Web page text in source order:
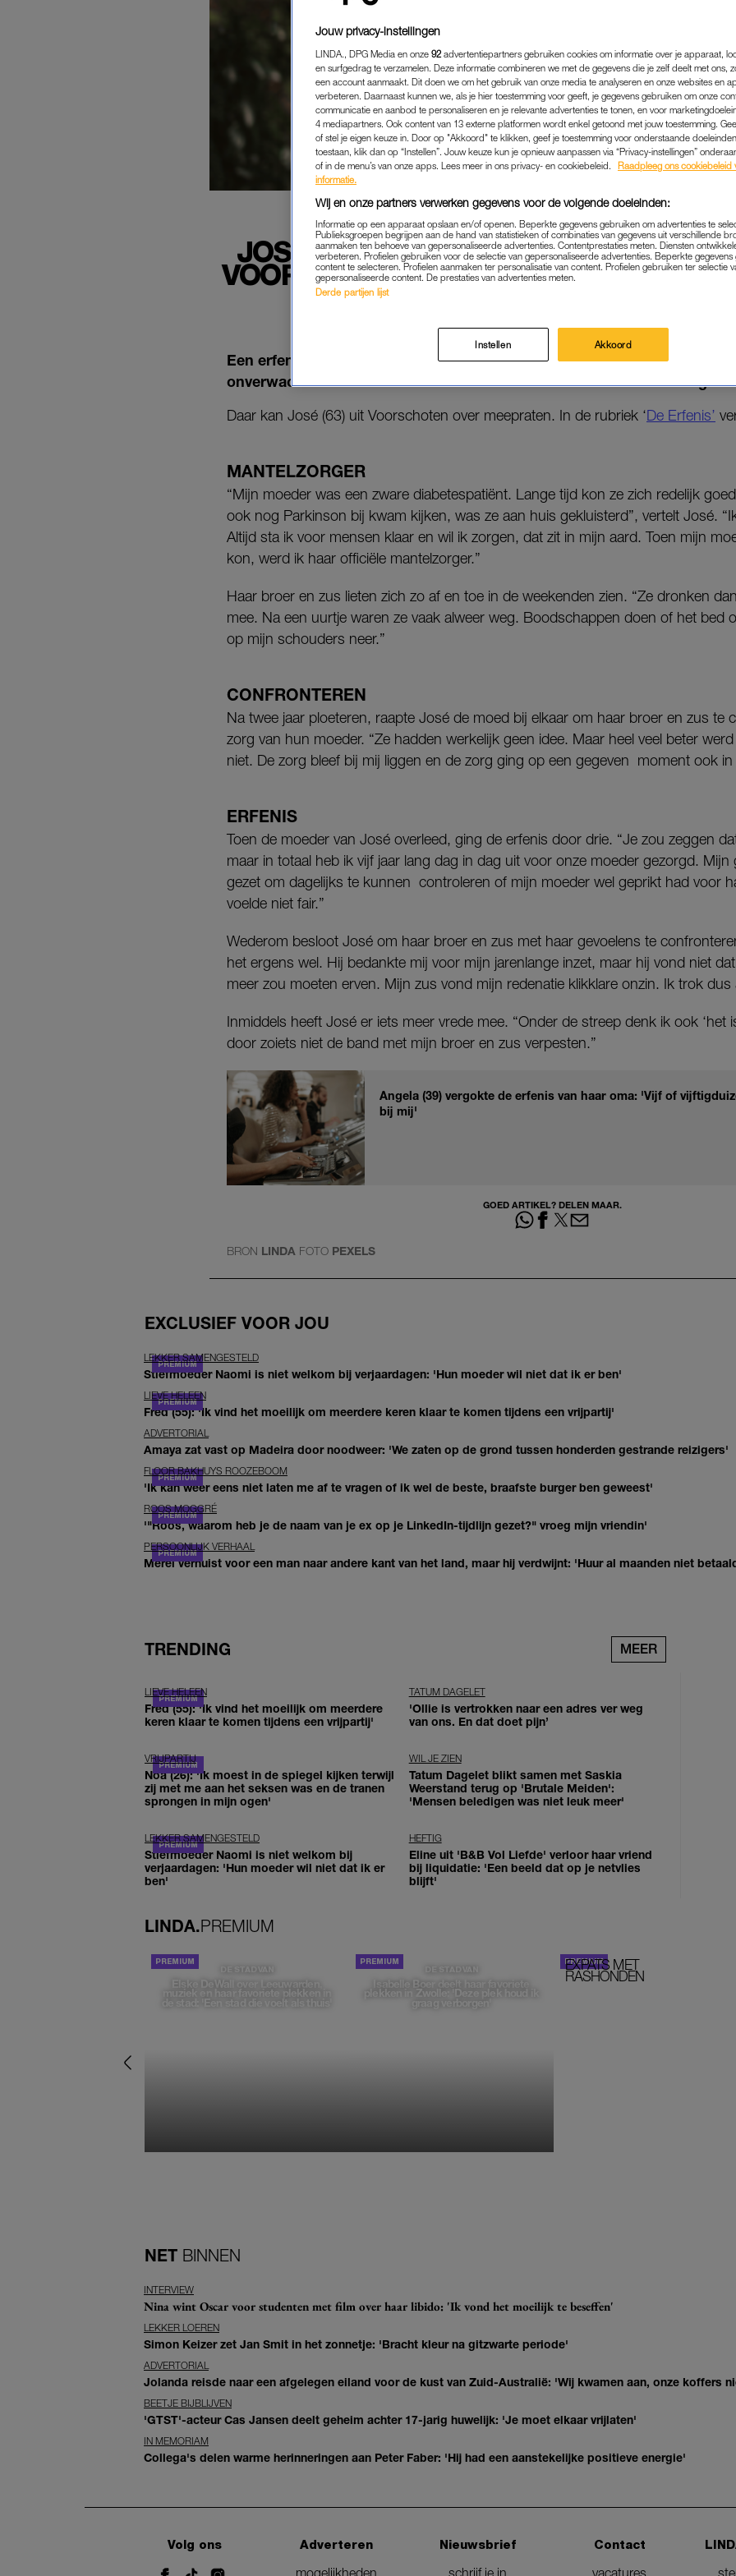
JOSÉ (63) WAS JARENLANG
VOOR HAAR MOEDER: 'BIJ DE
AAN HET KORTSTE EIND'
Een erfenis van een bekende kan spannend zijn: wie krijgt wat? Maar
onverwachte hoek komen óf vervelende situaties met zich meebrengen.
Daar kan José (63) uit Voorschoten over meepraten. In de rubriek ‘De Erfenis’
MANTELZORGER
“Mijn moeder was een zware diabetespatiënt. Lange tijd kon ze zich redelijk
ook nog Parkinson bij kwam kijken, was ze aan huis gekluisterd”, vertelt José.
Altijd sta ik voor mensen klaar en wil ik zorgen, dat zit in mijn aard. Toen mijn
kon, werd ik haar officiële mantelzorger.”
Haar broer en zus lieten zich zo af en toe in de weekenden zien. “Ze dronken
mee. Na een uurtje waren ze vaak alweer weg. Boodschappen doen of het bed
op mijn schouders neer.”
CONFRONTEREN
Na twee jaar ploeteren, raapte José de moed bij elkaar om haar broer en zus te
zorg van hun moeder. “Ze hadden werkelijk geen idee. Maar heel veel beter
niet. De zorg bleef bij mij liggen en de zorg ging op een gegeven moment ook
ERFENIS
Toen de moeder van José overleed, ging de erfenis door drie. “Je zou zeggen
maar in totaal heb ik vijf jaar lang dag in dag uit voor onze moeder gezorgd. Mijn
gezet om dagelijks te kunnen controleren of mijn moeder wel geprikt had voor
voelde niet fair.”
Wederom besloot José om haar broer en zus met haar gevoelens te
het ergens wel. Hij bedankte mij voor mijn jarenlange inzet, maar hij vond niet
meer zou moeten erven. Mijn zus vond mijn redenatie klikklare onzin. Ik trok
Inmiddels heeft José er iets meer vrede mee. “Onder de streep denk ik ook ‘het
door zoiets niet de band met mijn broer en zus verpesten.”
Angela (39) vergokte de erfenis van haar oma: 'Vijf of
bij mij'
GOED ARTIKEL? DELEN MAAR.
BRON LINDA FOTO PEXELS
EXCLUSIEF VOOR JOU
LEKKER SAMENGESTELD
Stiefmoeder Naomi is niet welkom bij verjaardagen: 'Hun moeder wil niet dat ik er ben'
LIEVE HELEEN
Fred (55): 'Ik vind het moeilijk om meerdere keren klaar te komen tijdens een vrijpartij'
ADVERTORIAL
Amaya zat vast op Madeira door noodweer: 'We zaten op de grond tussen honderden gestrande reizigers'
FLOOR BAKHUYS ROOZEBOOM
'Ik kan weer eens niet laten me af te vragen of ik wel de beste, braafste burger ben geweest'
ROOS MOGGRÉ
'"Roos, waarom heb je de naam van je ex op je LinkedIn-tijdlijn gezet?" vroeg mijn vriendin'
PERSOONLIJK VERHAAL
Merel verhuist voor een man naar andere kant van het land, maar hij verdwijnt: 'Huur al maanden niet
TRENDING MEER
LIEVE HELEEN
Fred (55): 'Ik vind het moeilijk om meerdere
keren klaar te komen tijdens een vrijpartij'
TATUM DAGELET
'Ollie is vertrokken naar een adres ver weg
van ons. En dat doet pijn’
VRIJPARTIJ
Noa (26): 'Ik moest in de spiegel kijken terwijl
zij met me aan het seksen was en de tranen
sprongen in mijn ogen'
WIL JE ZIEN
Tatum Dagelet blikt samen met Saskia
Weerstand terug op 'Brutale Meiden':
'Mensen beledigen was niet leuk meer'
LEKKER SAMENGESTELD
Stiefmoeder Naomi is niet welkom bij
verjaardagen: 'Hun moeder wil niet dat ik er
ben'
HEFTIG
Eline uit 'B&B Vol Liefde' verloor haar vriend
bij liquidatie: 'Een beeld dat op je netvlies
blijft'
LINDA.PREMIUM
DE STAD VAN
Elske DeWall over Leeuwarden,
muziek en haar favoriete plekken in
de stad: 'Een stad die voelt als thuis'
DE STAD VAN
Isabelle Boer deelt haar favoriete
plekken in Zwolle: 'Deze plek houd ik
graag verborgen'
EXPATS MET
RASHONDEN
NET BINNEN
INTERVIEW
Nina wint Oscar voor studenten met film over haar libido: 'Ik vond het moeilijk te beseffen'
LEKKER LOEREN
Simon Keizer zet Jan Smit in het zonnetje: 'Bracht kleur na gitzwarte periode'
ADVERTORIAL
Jolanda reisde naar een afgelegen eiland voor de kust van Zuid-Australië: 'Wij kwamen aan, onze koffers
BEETJE BIJBLIJVEN
'GTST'-acteur Cas Jansen deelt geheim achter 17-jarig huwelijk: 'Je moet elkaar vrijlaten'
IN MEMORIAM
Collega's delen warme herinneringen aan Peter Faber: 'Hij had een aanstekelijke positieve energie'
Volg ons
Adverteren
mogelijkheden
Nieuwsbrief
schrijf je in
Contact
vacatures
Jouw privacy-instellingen
LINDA., DPG Media en onze 92 advertentiepartners gebruiken cookies om informatie over je apparaat,
en surfgedrag te verzamelen. Deze informatie combineren we met de gegevens die je zelf deelt met ons,
een account aanmaakt. Dit doen we om het gebruik van onze media te analyseren en onze websites en
verbeteren. Daarnaast kunnen we, als je hier toestemming voor geeft, je gegevens gebruiken om onze
communicatie en aanbod te personaliseren en je relevante advertenties te tonen, en voor
4 mediapartners. Ook content van 13 externe platformen wordt enkel getoond met jouw toestemming.
of stel je eigen keuze in. Door op "Akkoord" te klikken, geef je toestemming voor onderstaande
toestaan, klik dan op “Instellen”. Jouw keuze kun je opnieuw aanpassen via “Privacy-instellingen”
of in de menu’s van onze apps. Lees meer in ons privacy- en cookiebeleid.
Raadpleeg ons cookiebeleid
informatie.
Wij en onze partners verwerken gegevens voor de volgende doeleinden:
Informatie op een apparaat opslaan en/of openen. Beperkte gegevens gebruiken om advertenties te
Publieksgroepen begrijpen aan de hand van statistieken of combinaties van gegevens uit verschillende
aanmaken ten behoeve van gepersonaliseerde advertenties. Contentprestaties meten. Diensten
verbeteren. Profielen gebruiken voor de selectie van gepersonaliseerde advertenties. Beperkte
content te selecteren. Profielen aanmaken ter personalisatie van content. Profielen gebruiken ter selectie
gepersonaliseerde content. De prestaties van advertenties meten.
Derde partijen lijst
Instellen Akkoord